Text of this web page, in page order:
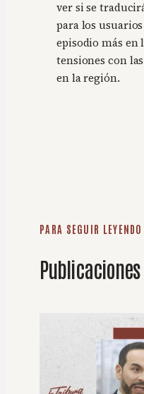
ver si se
para los
episodio más en
tensiones con
en la región.
PARA SEGUIR LEYENDO